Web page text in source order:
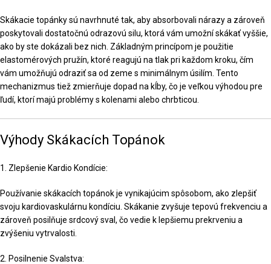
Skákacie topánky sú navrhnuté tak, aby absorbovali nárazy a zároveň
poskytovali dostatočnú odrazovú silu, ktorá vám umožní skákať vyššie,
ako by ste dokázali bez nich. Základným princípom je použitie
elastomérových pružín, ktoré reagujú na tlak pri každom kroku, čím
vám umožňujú odraziť sa od zeme s minimálnym úsilím. Tento
mechanizmus tiež zmierňuje dopad na kĺby, čo je veľkou výhodou pre
ľudí, ktorí majú problémy s kolenami alebo chrbticou.
Výhody Skákacích Topánok
1. Zlepšenie Kardio Kondície:
Používanie skákacích topánok je vynikajúcim spôsobom, ako zlepšiť
svoju kardiovaskulárnu kondíciu. Skákanie zvyšuje tepovú frekvenciu a
zároveň posilňuje srdcový sval, čo vedie k lepšiemu prekrveniu a
zvýšeniu vytrvalosti.
2. Posilnenie Svalstva: